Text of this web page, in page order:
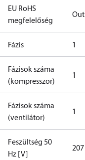
EU RoHS
megfelelőség
Out
Fázis 1
Fázisok száma
(kompresszor)
1
Fázisok száma
(ventilátor)
1
Feszültség 50
Hz [V]
207